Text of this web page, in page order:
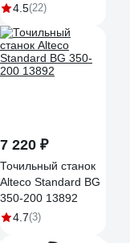
4.5(22)
7 220 ₽
Точильный станок
Alteco Standard BG
350-200 13892
4.7(3)